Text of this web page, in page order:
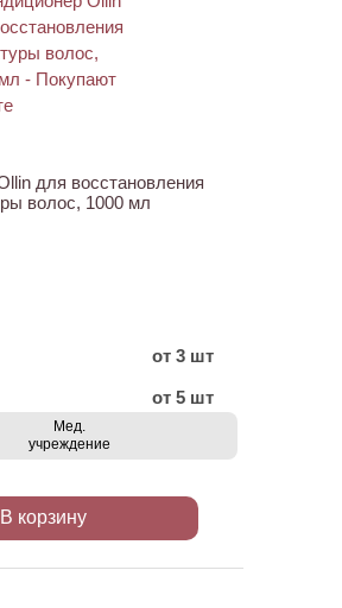
для восстановления
волос, 1000 мл
от 3 шт
от 5 шт
Мед.
учреждение
В корзину